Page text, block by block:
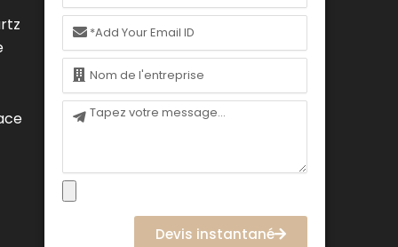
les tubes chauffants à quartz haute
performance
Lignes directrices pour la sélection de
la bonne configuration du tube
chauffant à quartz
Facteurs de décision pour le choix
FAQ (Foire aux questions)
Courriel
Nom
Message
Devis instantané